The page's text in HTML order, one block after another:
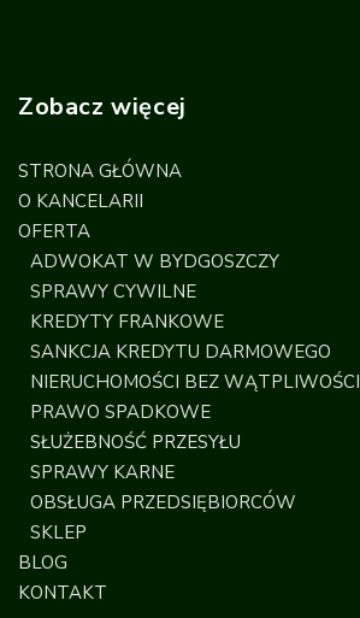
Zobacz więcej
STRONA GŁÓWNA
O KANCELARII
OFERTA
ADWOKAT W BYDGOSZCZY
SPRAWY CYWILNE
KREDYTY FRANKOWE
SANKCJA KREDYTU DARMOWEGO
NIERUCHOMOŚCI BEZ WĄTPLIWOŚCI
PRAWO SPADKOWE
SŁUŻEBNOŚĆ PRZESYŁU
SPRAWY KARNE
OBSŁUGA PRZEDSIĘBIORCÓW
SKLEP
BLOG
KONTAKT